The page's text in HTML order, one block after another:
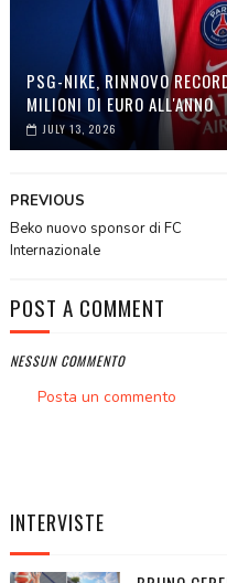
PSG-NIKE, RINNOVO
MILIONI DI EURO ALL'ANNO
JULY 13, 2026
PREVIOUS
Beko nuovo sponsor di FC
Internazionale
POST A COMMENT
NESSUN COMMENTO
Posta un commento
INTERVISTE